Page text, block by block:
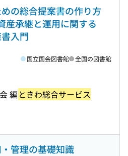
の総合提案書の作り方
産承継と運用に関する
入門
編 ときわ総合サービス
国立国会図書館 全国の図書館
管理の基礎知識